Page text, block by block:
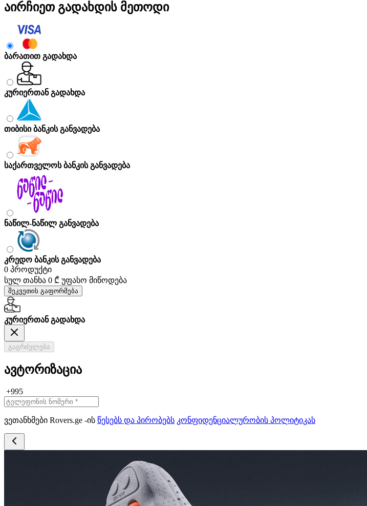
აირჩიეთ გადახდის მეთოდი
ბარათით გადახდა
კურიერთან გადახდა
თიბისი ბანკის განვადება
საქართველოს ბანკის განვადება
ნაწილ-ნაწილ განვადება
კრედო ბანკის განვადება
0 პროდუქტი
სულ თანხა 0 ₾ უფასო მიწოდება
შეკვეთის გაფორმება
კურიერთან გადახდა
გაგრძელება
ავტორიზაცია
+995
ვეთანხმები Rovers.ge -ის წესებს და პირობებს კონფიდენციალურობის პოლიტიკას